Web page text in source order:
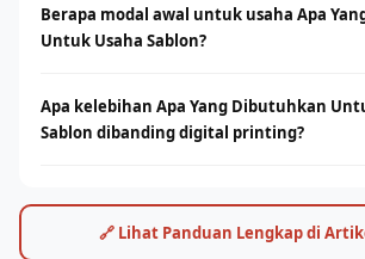
cetak konvensional menggunakan screen
ditekan ke permukaan kain. Cocok untuk
Berapa modal awal untuk usaha Apa
Untuk Usaha Sablon?
starter manual hingga mesin otomatis.
tim Rhino Indonesia untuk simulasi usaha
Apa kelebihan Apa Yang Dibutuhkan
Sablon dibanding digital printing?
rendah. Digital printing (DTF/sublimasi)
satuan, full-color, dan desain detail. Keduanya
🔗 Lihat Panduan Lengkap di